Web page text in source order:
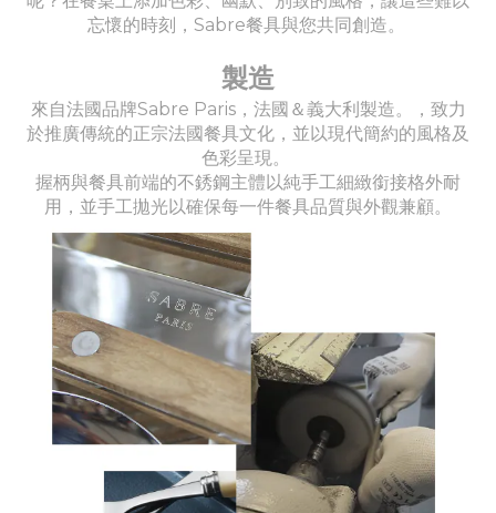
忘懷的時刻，Sabre餐具與您共同創造。
製造
來自法國品牌Sabre Paris，法國＆義大利製造。，致力
於推廣傳統的正宗法國餐具文化，並以現代簡約的風格及
色彩呈現。
握柄與餐具前端的不銹鋼主體以純手工細緻銜接格外耐
用，並手工拋光以確保每一件餐具品質與外觀兼顧。